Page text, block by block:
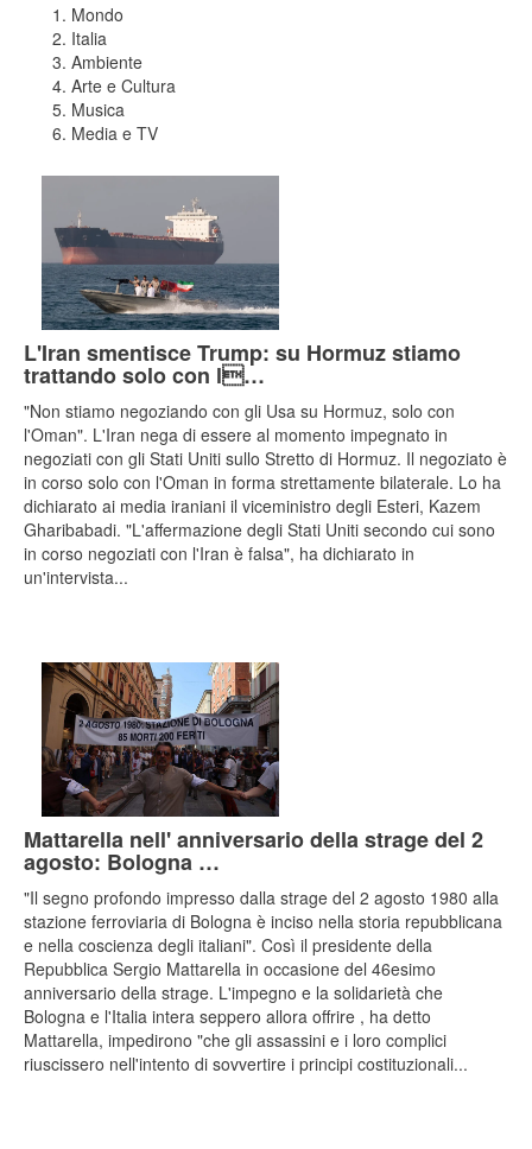
Mondo
Italia
Ambiente
Arte e Cultura
Musica
Media e TV
L'Iran smentisce Trump: su Hormuz stiamo
trattando solo con l…
"Non stiamo negoziando con gli Usa su Hormuz, solo con
l'Oman". L'Iran nega di essere al momento impegnato in
negoziati con gli Stati Uniti sullo Stretto di Hormuz. Il negoziato è
in corso solo con l'Oman in forma strettamente bilaterale. Lo ha
dichiarato ai media iraniani il viceministro degli Esteri, Kazem
Gharibabadi. "L'affermazione degli Stati Uniti secondo cui sono
in corso negoziati con l'Iran è falsa", ha dichiarato in
un'intervista...
Mattarella nell' anniversario della strage del 2
agosto: Bologna …
"Il segno profondo impresso dalla strage del 2 agosto 1980 alla
stazione ferroviaria di Bologna è inciso nella storia repubblicana
e nella coscienza degli italiani". Così il presidente della
Repubblica Sergio Mattarella in occasione del 46esimo
anniversario della strage. L'impegno e la solidarietà che
Bologna e l'Italia intera seppero allora offrire , ha detto
Mattarella, impedirono "che gli assassini e i loro complici
riuscissero nell'intento di sovvertire i principi costituzionali...